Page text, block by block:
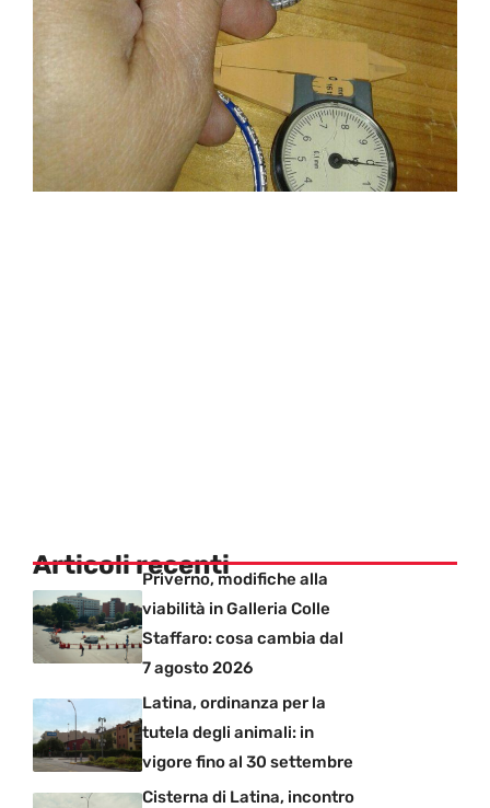
Articoli recentiPriverno, modifiche alla
viabilità in Galleria Colle
Staffaro: cosa cambia dal
7 agosto 2026
Latina, ordinanza per la
tutela degli animali: in
vigore fino al 30 settembre
Cisterna di Latina, incontro